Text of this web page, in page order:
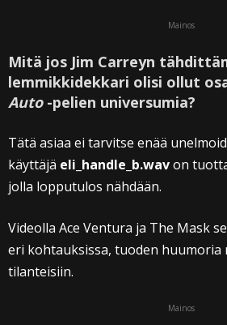
Mainos
Mitä jos Jim Carreyn
lemmikkidekkari olisi ollut
Auto-pelien universumia?
Tätä asiaa ei tarvitse enää
käyttäjä eli_handle_b.wavon
jolla lopputulos nähdään.
Videolla Ace Ventura ja The Mask
eri kohtauksissa, tuoden
tilanteisiin.
Mainos